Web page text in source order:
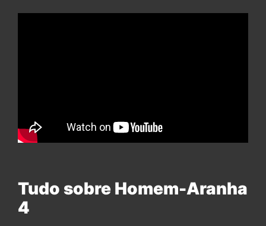
Tudo sobre Homem-Aranha
4